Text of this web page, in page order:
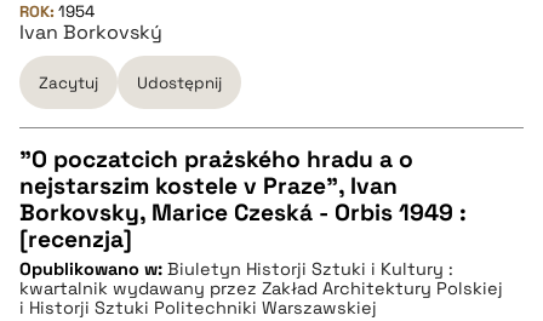
pobierz cytat
BIBTEX
pobierz cytat
ROK: 1954
Ivan Borkovský
Zacytuj Udostępnij
CZYSTY TEKST
pobierz cytat
"O poczatcich prażského hradu a o
nejstarszim kostele v Praze", Ivan
Borkovsky, Marice Czeská - Orbis 1949 :
[recenzja]
Opublikowano w: Biuletyn Historji Sztuki i Kultury :
kwartalnik wydawany przez Zakład Architektury Polskiej
i Historji Sztuki Politechniki Warszawskiej